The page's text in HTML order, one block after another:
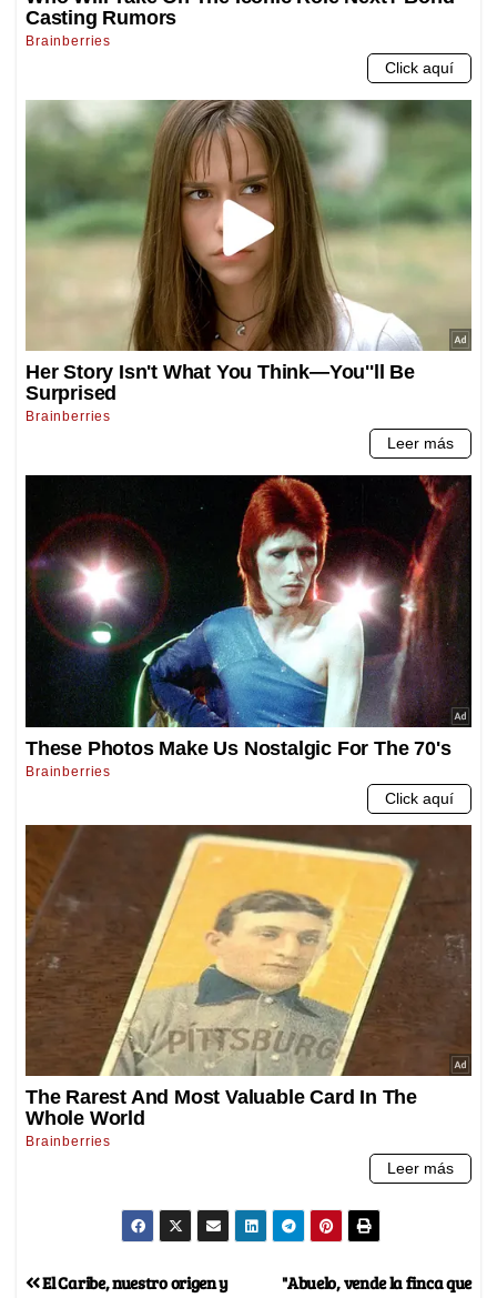
"Abuelo, vende la finca que
El Caribe, nuestro origen y